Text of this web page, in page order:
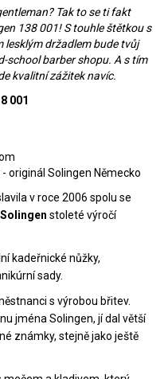
Tak to se ti fakt
138 001! S touhle štětkou s
lesklým držadlem bude tvůj
school barber shopu. A s tím
kvalitní zážitek navíc.
001
- originál Solingen Německo
v roce 2006 spolu se
stoleté výročí
kadeřnické nůžky,
sady.
s výrobou břitev.
jména Solingen, jí dal větší
známky, stejně jako ještě